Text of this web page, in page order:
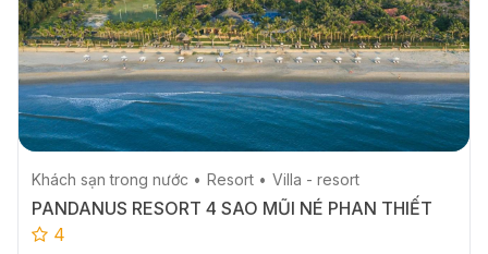
Khách sạn trong nước Resort Villa - resort
PANDANUS RESORT 4 SAO MŨI NÉ PHAN THIẾT
4